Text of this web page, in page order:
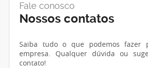
Fale conosco
Nossos contatos
Saiba tudo o que podemos fazer
empresa. Qualquer dúvida ou
contato!